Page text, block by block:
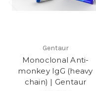
Gentaur
Monoclonal Anti-
monkey IgG (heavy
chain) | Gentaur